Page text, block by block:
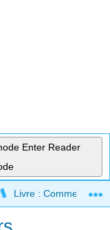
Enter Reader
Livre : Comment